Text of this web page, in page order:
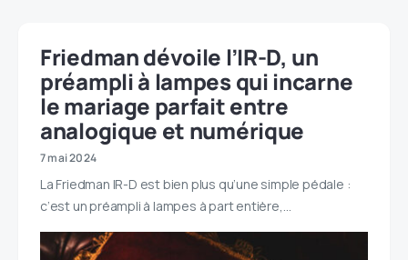
Friedman dévoile l’IR-D, un
préampli à lampes qui incarne
le mariage parfait entre
analogique et numérique
7 mai 2024
La Friedman IR-D est bien plus qu’une simple pédale :
c’est un préampli à lampes à part entière,…